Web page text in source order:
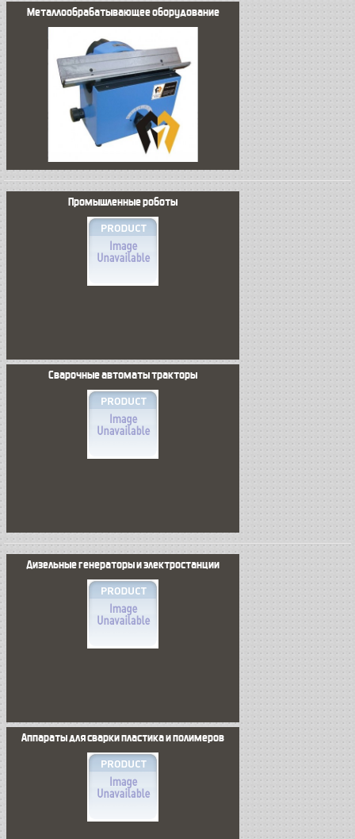
Металлообрабатывающее оборудование
Промышленные роботы
Сварочные автоматы тракторы
Дизельные генераторы и электростанции
Аппараты для сварки пластика и полимеров